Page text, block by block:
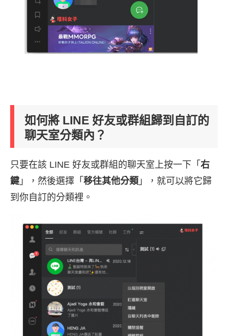
如何將 LINE 好友或群組歸到自訂的
聊天室分類內？
只要在該 LINE 好友或群組的聊天室上按一下「 右
鍵」，然後選擇「 移往其他分類 」，就可以將它歸
到你自訂的分類裡。